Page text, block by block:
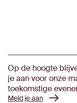
Op de hoogte
je aan voor onze
toekomstige
Meld je aan